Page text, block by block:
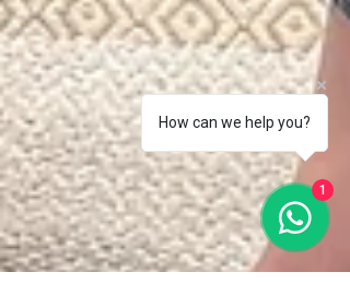
How can we help you?
1